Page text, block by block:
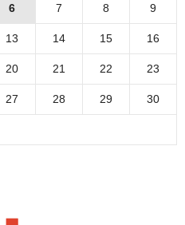
6 7 8 9
13 14 15 16
20 21 22 23
27 28 29 30